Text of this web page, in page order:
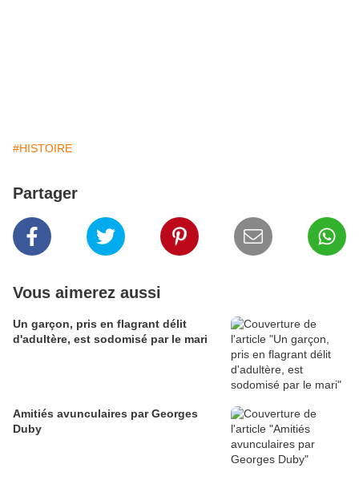
#HISTOIRE
Partager
Vous aimerez aussi
Un garçon, pris en flagrant délit
d'adultère, est sodomisé par le mari
Amitiés avunculaires par Georges
Duby